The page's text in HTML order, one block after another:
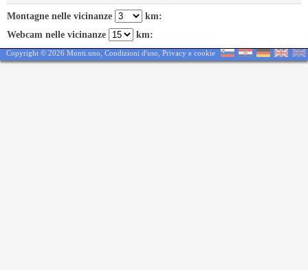
Montagne nelle vicinanze
km:
Webcam nelle vicinanze
km:
Copyright © 2026 Monti.uno, Condizioni d'uso Privacy e cookie